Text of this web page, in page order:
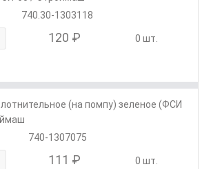
740.30-1303118
120 ₽ 0 шт.
(на помпу) зеленое (ФСИ
740-1307075
111 ₽ 0 шт.